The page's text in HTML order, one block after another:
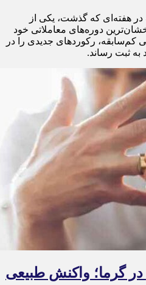
در هفته‌ای که گذشت، یکی از
دوره‌های معاملاتی خود
کم‌سابقه، رکوردهای جدیدی را در
گرما؛ واکنش طبیعی